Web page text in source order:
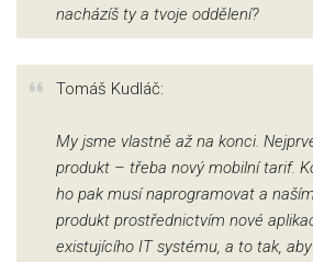
nacházíš ty a tvoje oddělení?
Tomáš Kudláč:
My jsme vlastně až na konci.
produkt – třeba nový mobilní tarif.
ho pak musí naprogramovat a
produkt prostřednictvím nové
existujícího IT systému, a to tak,